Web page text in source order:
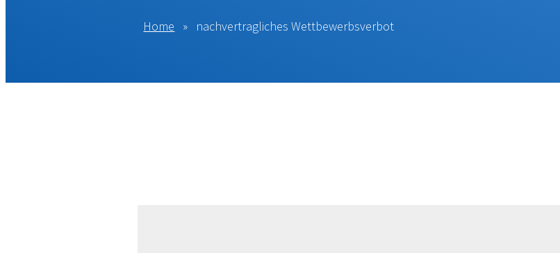
HAFTUNGSAUSSCHLUSS
Home » nachvertragliches Wettbewerbsverbot